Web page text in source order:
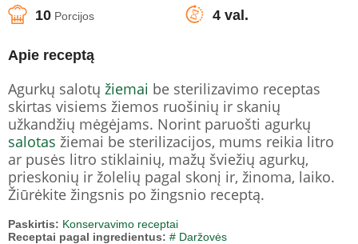
10 Porcijos 4 val.
Apie receptą
Agurkų salotų žiemai be sterilizavimo receptas
skirtas visiems žiemos ruošinių ir skanių
užkandžių mėgėjams. Norint paruošti agurkų
salotas žiemai be sterilizacijos, mums reikia litro
ar pusės litro stiklainių, mažų šviežių agurkų,
prieskonių ir žolelių pagal skonį ir, žinoma, laiko.
Žiūrėkite žingsnis po žingsnio receptą.
Paskirtis: Konservavimo receptai
Receptai pagal ingredientus: # Daržovės